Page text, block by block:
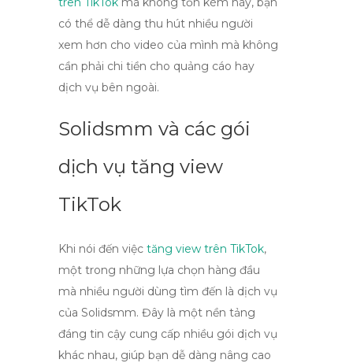
có thể dễ dàng thu hút nhiều người
xem hơn cho video của mình mà không
cần phải chi tiền cho quảng cáo hay
dịch vụ bên ngoài.
Solidsmm và các gói
dịch vụ tăng view
TikTok
Khi nói đến việc tăng view trên TikTok,
một trong những lựa chọn hàng đầu
mà nhiều người dùng tìm đến là dịch vụ
của Solidsmm. Đây là một nền tảng
đáng tin cậy cung cấp nhiều gói dịch vụ
khác nhau, giúp bạn dễ dàng nâng cao